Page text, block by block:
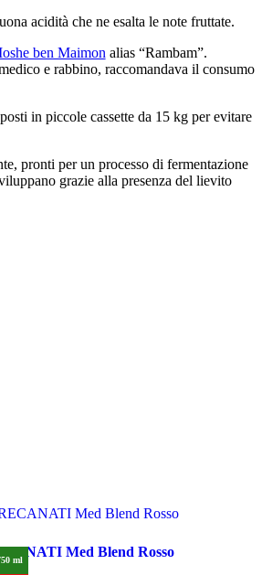
acidità che ne esalta le note fruttate.
ben Maimon alias “Rambam”.
e rabbino, raccomandava il consumo
in piccole cassette da 15 kg per evitare
pronti per un processo di fermentazione
grazie alla presenza del lievito
ml
Med Blend Rosso